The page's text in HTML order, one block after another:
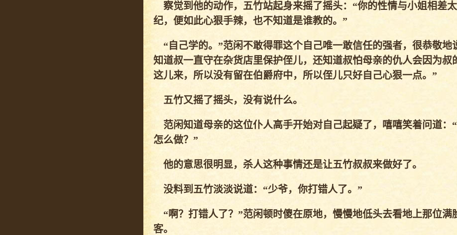
察觉到他的动作，五竹站起身来摇了摇头：“你的性情与小姐相差
纪，便如此心狠手辣，也不知道是谁教的。”
“自己学的。”范闲不敢得罪这个自己唯一敢信任的强者，很恭敬地
知道叔一直守在杂货店里保护侄儿，还知道叔怕母亲的仇人会因为叔
这儿来，所以没有留在伯爵府中，所以侄儿只好自己心狠一点。”
五竹又摇了摇头，没有说什么。
范闲知道母亲的这位仆人高手开始对自己起疑了，嘻嘻笑着问道：
怎么做？”
他的意思很明显，杀人这种事情还是让五竹叔叔来做好了。
没料到五竹淡淡说道：“少爷，你打错人了。”
“啊？打错人了？”范闲顿时傻在原地，慢慢地低头去看地上那位满
客。